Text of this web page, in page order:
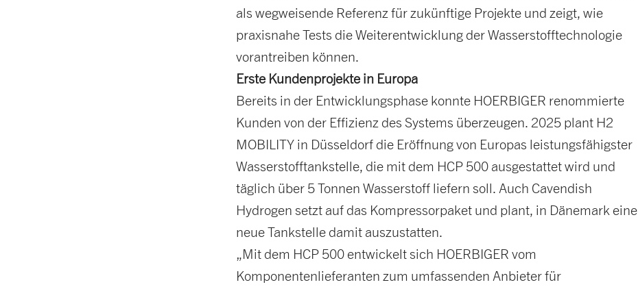
als wegweisende Referenz für zukünftige Projekte und zeigt, wie
praxisnahe Tests die Weiterentwicklung der Wasserstofftechnologie
vorantreiben können.
Erste Kundenprojekte in Europa
Bereits in der Entwicklungsphase konnte HOERBIGER renommierte
Kunden von der Effizienz des Systems überzeugen. 2025 plant H2
MOBILITY in Düsseldorf die Eröffnung von Europas leistungsfähigster
Wasserstofftankstelle, die mit dem HCP 500 ausgestattet wird und
täglich über 5 Tonnen Wasserstoff liefern soll. Auch Cavendish
Hydrogen setzt auf das Kompressorpaket und plant, in Dänemark eine
neue Tankstelle damit auszustatten.
„Mit dem HCP 500 entwickelt sich HOERBIGER vom
Komponentenlieferanten zum umfassenden Anbieter für